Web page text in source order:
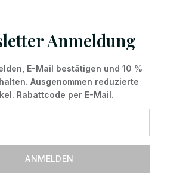
Anmeldung
E-Mail bestätigen und 10 %
Ausgenommen reduzierte
Rabattcode per E-Mail.
ANMELDEN